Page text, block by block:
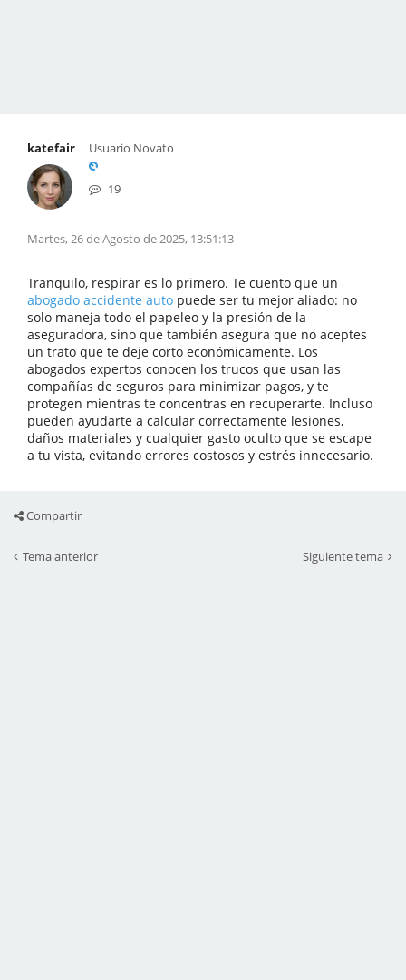
katefair Usuario Novato
19
Martes, 26 de Agosto de 2025, 13:51:13
Tranquilo, respirar es lo primero. Te cuento que un
abogado accidente auto puede ser tu mejor aliado: no
solo maneja todo el papeleo y la presión de la
aseguradora, sino que también asegura que no aceptes
un trato que te deje corto económicamente. Los
abogados expertos conocen los trucos que usan las
compañías de seguros para minimizar pagos, y te
protegen mientras te concentras en recuperarte. Incluso
pueden ayudarte a calcular correctamente lesiones,
daños materiales y cualquier gasto oculto que se escape
a tu vista, evitando errores costosos y estrés innecesario.
Compartir
Tema anterior Siguiente tema